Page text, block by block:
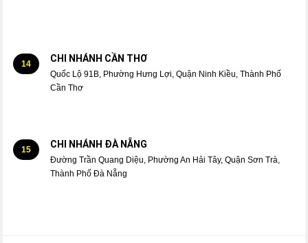
14 CHI NHÁNH CẦN THƠ
Quốc Lộ 91B, Phường Hưng Lợi, Quận Ninh Kiều, Thành Phố
Cần Thơ
15 CHI NHÁNH ĐÀ NẴNG
Đường Trần Quang Diệu, Phường An Hải Tây, Quận Sơn Trà,
Thành Phố Đà Nẵng